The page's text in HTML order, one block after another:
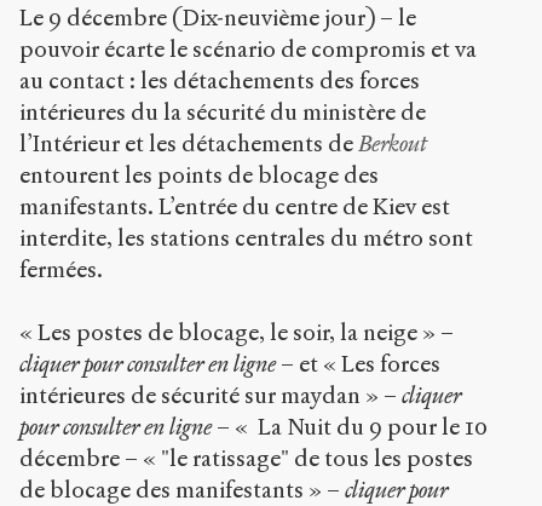
Le 9 décembre (Dix-neuvième jour) – le
pouvoir écarte le scénario de compromis et va
au contact : les détachements des forces
intérieures du la sécurité du ministère de
l’Intérieur et les détachements deBerkout
entourent les points de blocage des
manifestants. L’entrée du centre de Kiev est
interdite, les stations centrales du métro sont
fermées.
« Les postes de blocage, le soir, la neige » –
cliquer pour consulter en ligne – et « Les forces
intérieures de sécurité sur maydan » – cliquer
pour consulter en ligne – « La Nuit du 9 pour le 10
décembre – « "le ratissage" de tous les postes
de blocage des manifestants » – cliquerpour